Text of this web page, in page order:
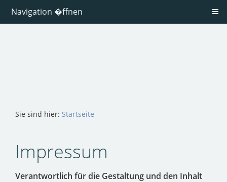
Navigation �ffnen
Sie sind hier: Startseite
Impressum
Verantwortlich für die Gestaltung und den Inhalt